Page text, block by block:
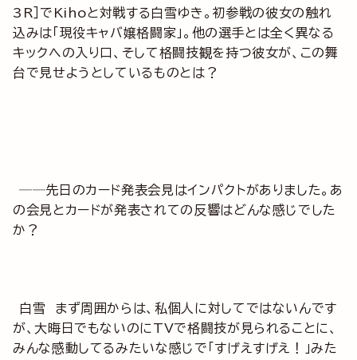
3R］でKihoと対戦する白雪ゆき。初参戦の彼女の触れ
込みは「現役キャバ嬢格闘家」。他の選手とは全く異なる
キックへの入り口、そして格闘技観を持つ彼女が、この舞
台で見せようとしているものとは？
──先日のカード発表会見はインパクトがありました。あ
の会見とカードが発表されての反響はどんな感じでした
か？
白雪 まず周囲からは、私個人に対してではないんです
が、大晦日でもないのにTVで格闘技が見られることに、
みんな感動してるみたいな感じで「すげえすげえ！」みた